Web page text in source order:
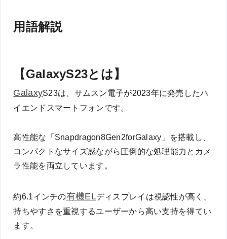
用語解説
【GalaxyS23とは】
GalaxyS23は、サムスン電子が2023年に発売したハ
イエンドスマートフォンです。
高性能な「Snapdragon8Gen2forGalaxy」を搭載し、
コンパクトなサイズ感ながら圧倒的な処理能力とカメ
ラ性能を両立しています。
約6.1インチの有機ELディスプレイは視認性が高く、
持ちやすさを重視するユーザーから高い支持を得てい
ます。